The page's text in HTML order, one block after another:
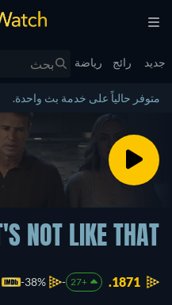
جديد رائج رياضة
متوفر حالياً على خدمة بث واحدة.
IT'S NOT LIKE THAT
1871.
+27
38%